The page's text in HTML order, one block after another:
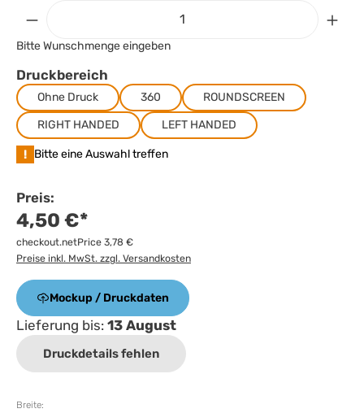
Bitte Wunschmenge eingeben
Druckbereich
Ohne Druck 360
ROUNDSCREEN
RIGHT HANDED
LEFT HANDED
! Bitte eine Auswahl treffen
Preis:
4,50 €*
checkout.netPrice 3,78 €
Preise inkl. MwSt. zzgl. Versandkosten
Mockup / Druckdaten
Lieferung bis: 13 August
Druckdetails fehlen
Breite: